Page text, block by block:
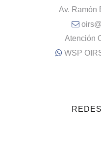
Av. Ramón
Atención
WSP